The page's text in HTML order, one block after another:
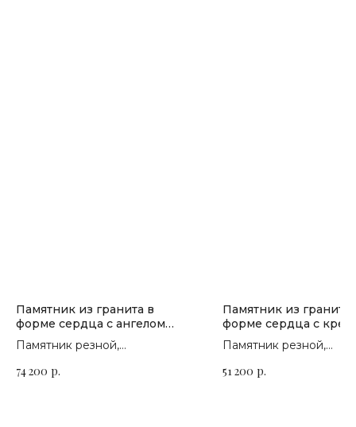
Памятник из гранита в
форме сердца с ангелом
П-191
Памятник резной,
на выбор
74 200 р.
Памятник из гранита
форме сердца с
П-254
Памятник резной,
на выбор
51 200 р.